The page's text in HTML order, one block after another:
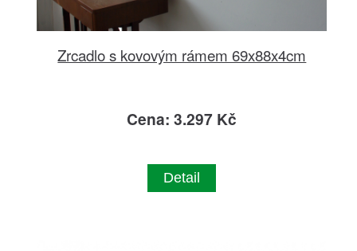
Zrcadlo s kovovým rámem 69x88x4cm
Cena: 3.297 Kč
Detail